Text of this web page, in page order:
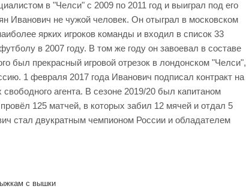
в "Челси" с 2009 по 2011 год и выиграл под его
Иванович не чужой человек. Он отыграл в московском
ярких игроков команды и входил в список 33
в 2007 году. В том же году он завоевал в составе
был прекрасный игровой отрезок в лондонском "Челси",
1 февраля 2017 года Иванович подписал контракт на
агента. В сезоне 2019/20 был капитаном
125 матчей, в которых забил 12 мячей и отдал 5
стал двукратным чемпионом России и обладателем
с вышки